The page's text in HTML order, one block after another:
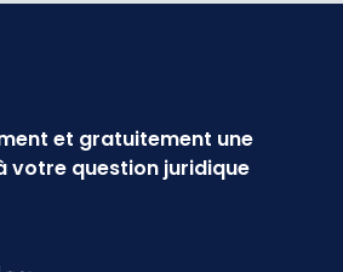
et gratuitement une
votre question juridique